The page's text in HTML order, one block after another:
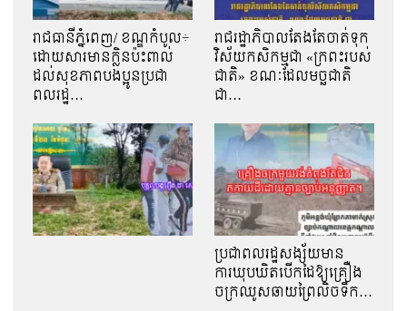
រាជធានីភ្នំពេញ/ ខណ្ឌកំបូល÷
ដោយសារមានក្លិនប៉ះពាល់
ដល់សុខភាពបងប្អូនប្រជា
ពលរដ្ឋ…
រាជរដ្ឋាភិបាលតែងតែចាត់ទុក
វិស័យកសិកម្មជា «ក្រពះរបស់
ជាតិ» ខណៈដែលមច្ឆជាតិ
ជា…
ប្រជាពលរដ្ឋសង្ស័យមាន
ការឃុបឃិតបើកដៃឱ្យគ្រឿង
ចក្រឈូសឆាយព្រៃលិចទឹក…